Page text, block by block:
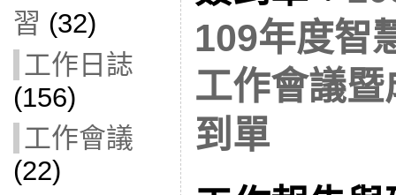
習 (32)
工作日誌
(156)
工作會議
(22)
109年度智
工作會議
到單